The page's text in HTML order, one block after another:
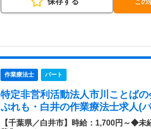
この
作業療法士 パート
特定非営利活動法人市川ことば
ぷれも・白井の作業療法士求人(
【千葉県／白井市】時給：1,700円～◆